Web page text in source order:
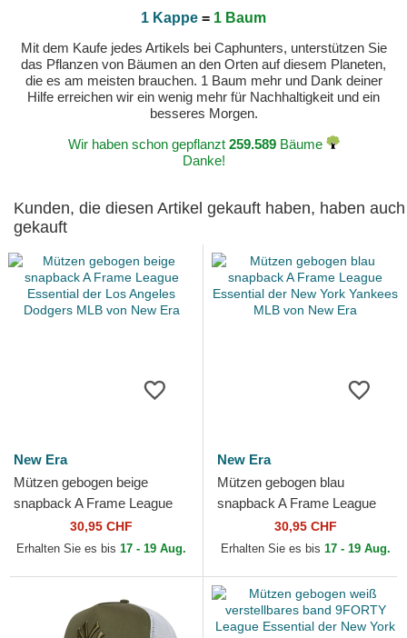
1 Kappe = 1 Baum
Mit dem Kaufe jedes Artikels bei Caphunters, unterstützen Sie
das Pflanzen von Bäumen an den Orten auf diesem Planeten,
die es am meisten brauchen. 1 Baum mehr und Dank deiner
Hilfe erreichen wir ein wenig mehr für Nachhaltigkeit und ein
besseres Morgen.
Wir haben schon gepflanzt 259.589Bäume
Danke!
Kunden, die diesen Artikel gekauft haben, haben auch
gekauft
New Era
Mützen gebogen beige
snapback A Frame League
Essential der Los Angeles
Dodgers MLB von New Era
30,95 CHF
Erhalten Sie es bis 17 - 19 Aug.
New Era
Mützen gebogen blau
snapback A Frame League
Essential der New York
Yankees MLB von New Era
30,95 CHF
Erhalten Sie es bis 17 - 19 Aug.